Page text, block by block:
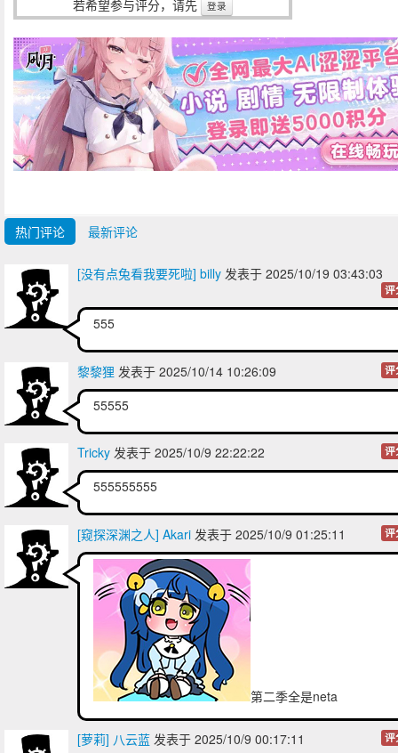
若希望参与评分，请先 登录
热门评论 最新评论
[没有点兔看我要死啦] billy 发表于 2025/10/19 03:43:03
评
555
黎黎狸 发表于 2025/10/14 10:26:09 评
55555
Tricky 发表于 2025/10/9 22:22:22 评
555555555
[窥探深渊之人] Akari 发表于 2025/10/9 01:25:11 评
第二季全是neta
[萝莉] 八云蓝 发表于 2025/10/9 00:17:11 评